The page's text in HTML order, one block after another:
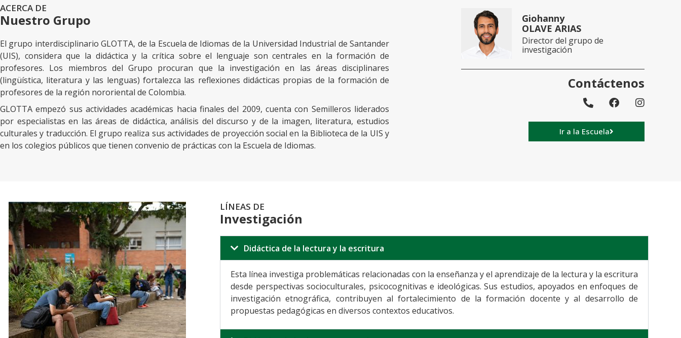
ACERCA DE
Nuestro Grupo
El grupo interdisciplinario GLOTTA, de la Escuela de Idiomas de la Universidad Industrial de Santander
(UIS), considera que la didáctica y la crítica sobre el lenguaje son centrales en la formación de
profesores. Los miembros del Grupo procuran que la investigación en las áreas disciplinares
(lingüística, literatura y las lenguas) fortalezca las reflexiones didácticas propias de la formación de
profesores de la región nororiental de Colombia.
GLOTTA empezó sus actividades académicas hacia finales del 2009, cuenta con Semilleros liderados
por especialistas en las áreas de didáctica, análisis del discurso y de la imagen, literatura, estudios
culturales y traducción. El grupo realiza sus actividades de proyección social en la Biblioteca de la UIS y
en los colegios públicos que tienen convenio de prácticas con la Escuela de Idiomas.
Giohanny
OLAVE ARIAS
Director del grupo de
investigación
Contáctenos
Ir a la Escuela
LÍNEAS DE
Investigación
Didáctica de la lectura y la escritura
Esta línea investiga problemáticas relacionadas con la enseñanza y el aprendizaje de la lectura y la escritura
desde perspectivas socioculturales, psicocognitivas e ideológicas. Sus estudios, apoyados en enfoques de
investigación etnográfica, contribuyen al fortalecimiento de la formación docente y al desarrollo de
propuestas pedagógicas en diversos contextos educativos.